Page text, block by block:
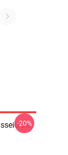
De
-20%